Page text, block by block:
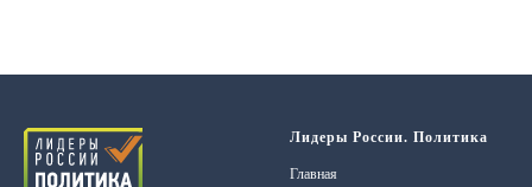
Лидеры России. Политика
Главная